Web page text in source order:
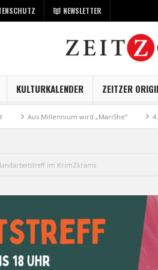
NEWSLETTER
KULTURKALENDER ZEITZER
Aus Millennium wird „MariShe“ 4.
im KrimZkrams